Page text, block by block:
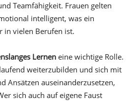
Teamfähigkeit. Frauen gelten
intelligent, was ein
in vielen Berufen ist.
Lernen eine wichtige Rolle.
weiterzubilden und sich mit
Ansätzen auseinanderzusetzen,
sich auch auf eigene Faust